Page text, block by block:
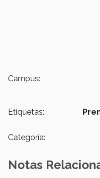
Campus:
Etiquetas:
Categoría:
Notas